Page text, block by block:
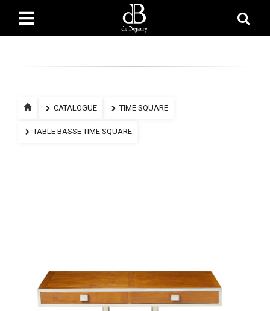
CATALOGUE TIME SQUARE
TABLE BASSE TIME SQUARE